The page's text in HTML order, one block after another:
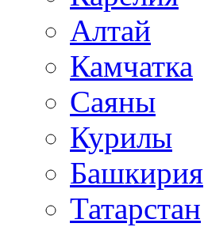
Алтай
Камчатка
Саяны
Курилы
Башкирия
Татарстан